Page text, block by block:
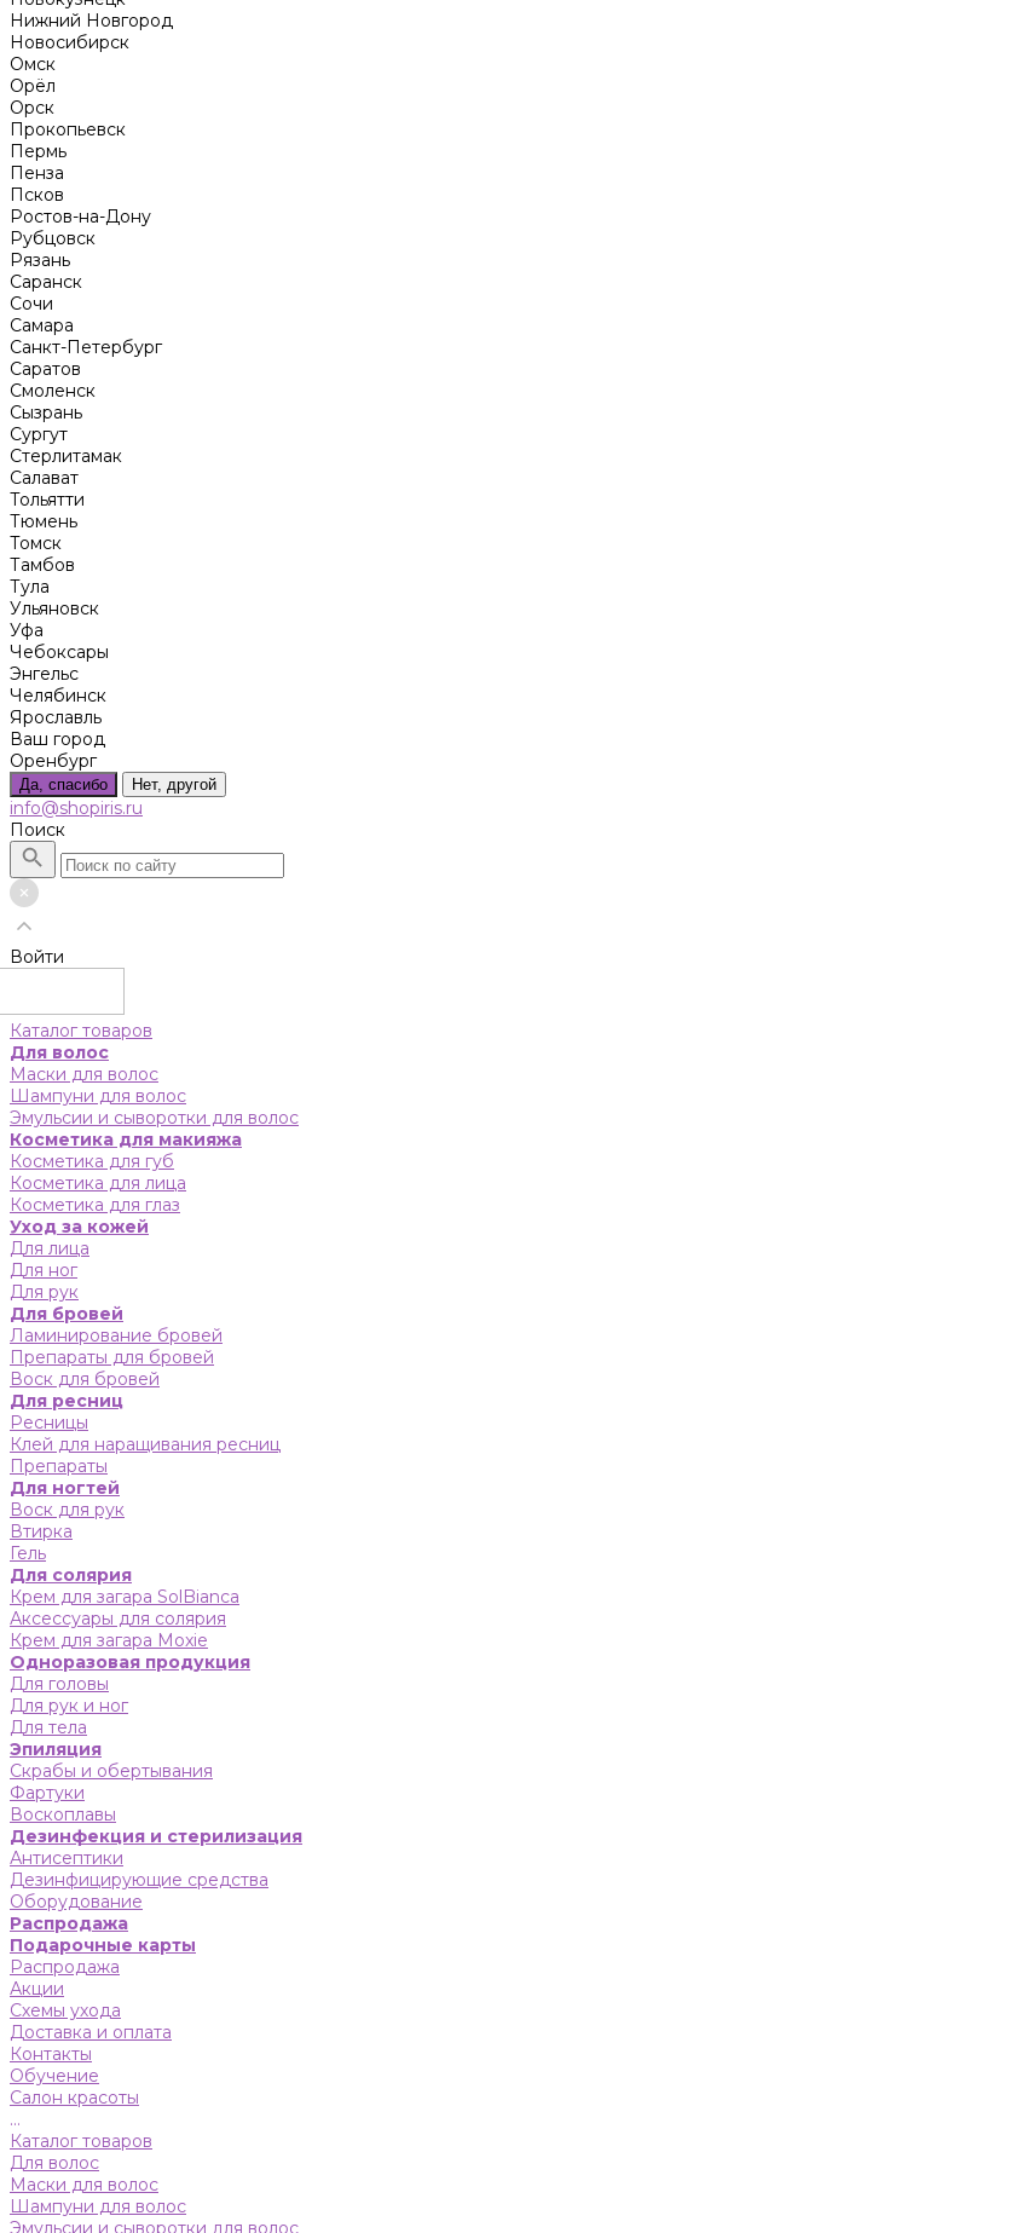
Нижний Новгород
Новосибирск
Омск
Орёл
Орск
Прокопьевск
Пермь
Пенза
Псков
Ростов-на-Дону
Рубцовск
Рязань
Саранск
Сочи
Самара
Санкт-Петербург
Саратов
Смоленск
Сызрань
Сургут
Стерлитамак
Салават
Тольятти
Тюмень
Томск
Тамбов
Тула
Ульяновск
Уфа
Чебоксары
Энгельс
Челябинск
Ярославль
Ваш город
Оренбург
Да, спасибо Нет, другой
info@shopiris.ru
Поиск
Войти
Каталог товаров
Для волос
Маски для волос
Шампуни для волос
Эмульсии и сыворотки для волос
Косметика для макияжа
Косметика для губ
Косметика для лица
Косметика для глаз
Уход за кожей
Для лица
Для ног
Для рук
Для бровей
Ламинирование бровей
Препараты для бровей
Воск для бровей
Для ресниц
Ресницы
Клей для наращивания ресниц
Препараты
Для ногтей
Воск для рук
Втирка
Гель
Для солярия
Крем для загара SolBianca
Аксессуары для солярия
Крем для загара Moxie
Одноразовая продукция
Для головы
Для рук и ног
Для тела
Эпиляция
Скрабы и обертывания
Фартуки
Воскоплавы
Дезинфекция и стерилизация
Антисептики
Дезинфицирующие средства
Оборудование
Распродажа
Подарочные карты
Распродажа
Акции
Схемы ухода
Доставка и оплата
Контакты
Обучение
Салон красоты
...
Каталог товаров
Для волос
Маски для волос
Шампуни для волос
Эмульсии и сыворотки для волос